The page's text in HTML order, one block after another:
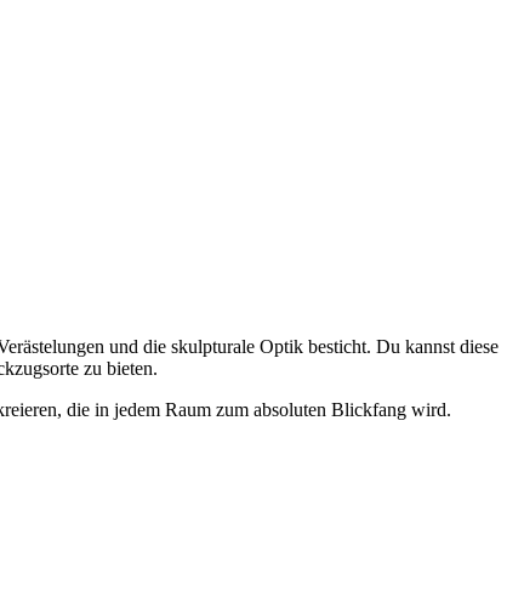
und die skulpturale Optik besticht. Du kannst diese
zu bieten.
die in jedem Raum zum absoluten Blickfang wird.